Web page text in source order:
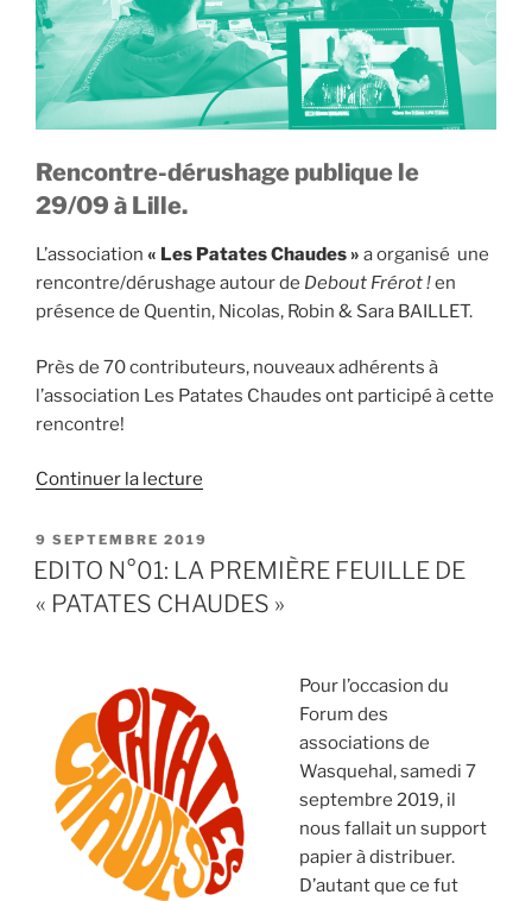
Rencontre-dérushage publique le
29/09 à Lille.
L’association « Les Patates Chaudes » a organisé une
rencontre/dérushage autour de Debout Frérot !en
présence de Quentin, Nicolas, Robin & Sara BAILLET.
Près de 70 contributeurs, nouveaux adhérents à
l’association Les Patates Chaudes ont participé à cette
rencontre!
Continuer la lecture
détours
du
road
!» »
PUBLIÉ
LE
9 SEPTEMBRE 2019
EDITO N°01: LA PREMIÈRE FEUILLE DE
« PATATES CHAUDES »
Pour l’occasion du
Forum des
associations de
Wasquehal, samedi 7
septembre 2019, il
nous fallait un support
papier à distribuer.
D’autant que ce fut